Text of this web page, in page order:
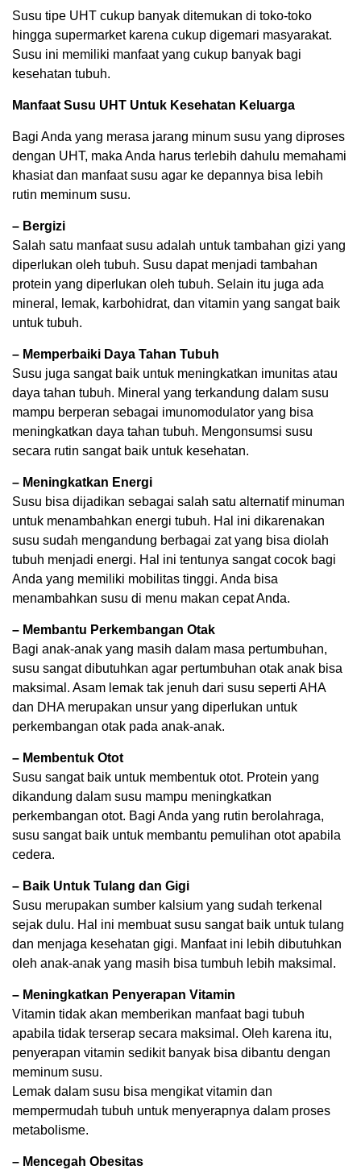
Susu tipe UHT cukup banyak ditemukan di toko-toko
hingga supermarket karena cukup digemari masyarakat.
Susu ini memiliki manfaat yang cukup banyak bagi
kesehatan tubuh.
Manfaat Susu UHT Untuk Kesehatan Keluarga
Bagi Anda yang merasa jarang minum susu yang diproses
dengan UHT, maka Anda harus terlebih dahulu memahami
khasiat dan manfaat susu agar ke depannya bisa lebih
rutin meminum susu.
– Bergizi
Salah satu manfaat susu adalah untuk tambahan gizi yang
diperlukan oleh tubuh. Susu dapat menjadi tambahan
protein yang diperlukan oleh tubuh. Selain itu juga ada
mineral, lemak, karbohidrat, dan vitamin yang sangat baik
untuk tubuh.
– Memperbaiki Daya Tahan Tubuh
Susu juga sangat baik untuk meningkatkan imunitas atau
daya tahan tubuh. Mineral yang terkandung dalam susu
mampu berperan sebagai imunomodulator yang bisa
meningkatkan daya tahan tubuh. Mengonsumsi susu
secara rutin sangat baik untuk kesehatan.
– Meningkatkan Energi
Susu bisa dijadikan sebagai salah satu alternatif minuman
untuk menambahkan energi tubuh. Hal ini dikarenakan
susu sudah mengandung berbagai zat yang bisa diolah
tubuh menjadi energi. Hal ini tentunya sangat cocok bagi
Anda yang memiliki mobilitas tinggi. Anda bisa
menambahkan susu di menu makan cepat Anda.
– Membantu Perkembangan Otak
Bagi anak-anak yang masih dalam masa pertumbuhan,
susu sangat dibutuhkan agar pertumbuhan otak anak bisa
maksimal. Asam lemak tak jenuh dari susu seperti AHA
dan DHA merupakan unsur yang diperlukan untuk
perkembangan otak pada anak-anak.
– Membentuk Otot
Susu sangat baik untuk membentuk otot. Protein yang
dikandung dalam susu mampu meningkatkan
perkembangan otot. Bagi Anda yang rutin berolahraga,
susu sangat baik untuk membantu pemulihan otot apabila
cedera.
– Baik Untuk Tulang dan Gigi
Susu merupakan sumber kalsium yang sudah terkenal
sejak dulu. Hal ini membuat susu sangat baik untuk tulang
dan menjaga kesehatan gigi. Manfaat ini lebih dibutuhkan
oleh anak-anak yang masih bisa tumbuh lebih maksimal.
– Meningkatkan Penyerapan Vitamin
Vitamin tidak akan memberikan manfaat bagi tubuh
apabila tidak terserap secara maksimal. Oleh karena itu,
penyerapan vitamin sedikit banyak bisa dibantu dengan
meminum susu.
Lemak dalam susu bisa mengikat vitamin dan
mempermudah tubuh untuk menyerapnya dalam proses
metabolisme.
– Mencegah Obesitas